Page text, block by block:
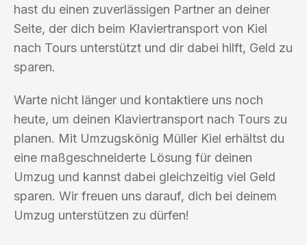
hast du einen zuverlässigen Partner an deiner
Seite, der dich beim Klaviertransport von Kiel
nach Tours unterstützt und dir dabei hilft, Geld zu
sparen.
Warte nicht länger und kontaktiere uns noch
heute, um deinen Klaviertransport nach Tours zu
planen. Mit Umzugskönig Müller Kiel erhältst du
eine maßgeschneiderte Lösung für deinen
Umzug und kannst dabei gleichzeitig viel Geld
sparen. Wir freuen uns darauf, dich bei deinem
Umzug unterstützen zu dürfen!